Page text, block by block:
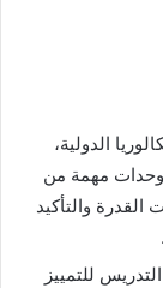
الدولية،
وحدات مهمة من
والتأكيد
للتمييز